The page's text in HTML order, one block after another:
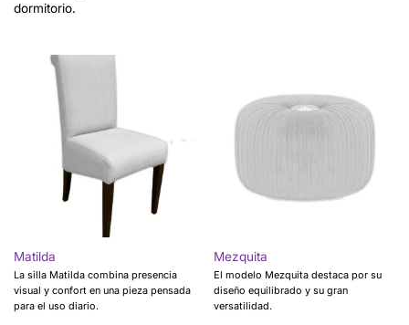
dormitorio.
Matilda
La silla Matilda combina presencia
visual y confort en una pieza pensada
para el uso diario.
Mezquita
El modelo Mezquita destaca por su
diseño equilibrado y su gran
versatilidad.